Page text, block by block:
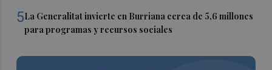
5La Generalitat invierte en Burriana cerca de 5,6 millones
para programas y recursos sociales